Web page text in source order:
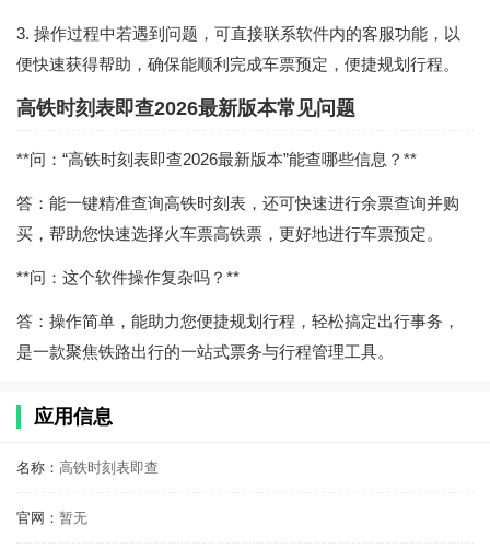
3. 操作过程中若遇到问题，可直接联系软件内的客服功能，以
便快速获得帮助，确保能顺利完成车票预定，便捷规划行程。
高铁时刻表即查2026最新版本常见问题
**问：“高铁时刻表即查2026最新版本”能查哪些信息？**
答：能一键精准查询高铁时刻表，还可快速进行余票查询并购
买，帮助您快速选择火车票高铁票，更好地进行车票预定。
**问：这个软件操作复杂吗？**
答：操作简单，能助力您便捷规划行程，轻松搞定出行事务，
是一款聚焦铁路出行的一站式票务与行程管理工具。
应用信息
名称： 高铁时刻表即查
官网： 暂无